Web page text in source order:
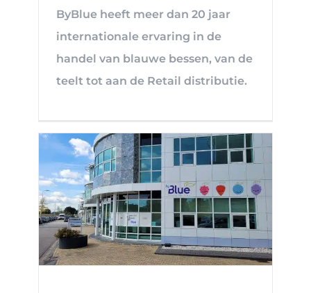
ByBlue heeft meer dan 20 jaar
internationale ervaring in de
handel van blauwe bessen, van de
teelt tot aan de Retail distributie.